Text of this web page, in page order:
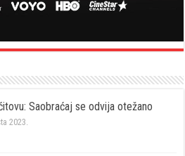
Saobraćaj se odvija otežano
2023.